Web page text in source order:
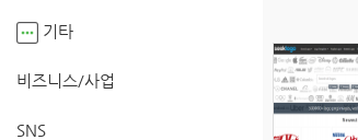
기타
비즈니스/사업
SNS